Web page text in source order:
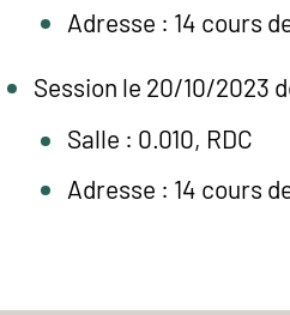
Adresse : 14 cours
Session le 20/10/2023
Salle : 0.010, RDC
Adresse : 14 cours